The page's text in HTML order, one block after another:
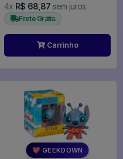
4x R$ 68,87 sem juros
Frete Grátis
Carrinho
💖 GEEKDOWN